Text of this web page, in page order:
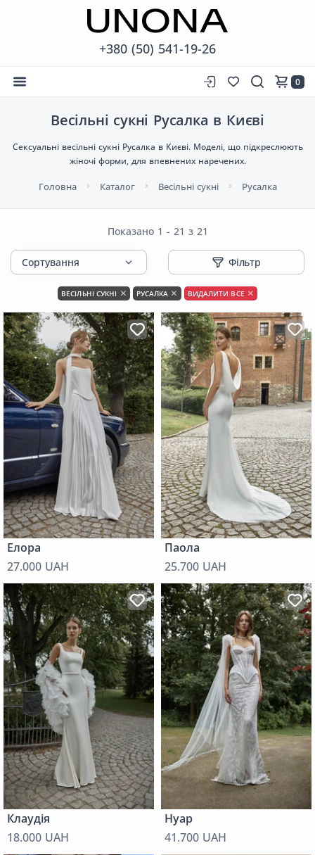
+380 (50) 541-19-26
0
Весільні сукні Русалка в Києві
Сексуальні весільні сукні Русалка в Києві. Моделі, що підкреслюють
жіночі форми, для впевнених наречених.
Головна Каталог Весільні сукні Русалка
Показано 1 - 21 з 21
Фільтр
ВЕСІЛЬНІ СУКНІ РУСАЛКА ВИДАЛИТИ ВСЕ
Елора
27.000 UAH
Паола
25.700 UAH
Клаудія
18.000 UAH
Нуар
41.700 UAH